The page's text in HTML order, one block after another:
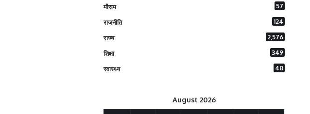
मौसम 57
राजनीति 124
राज्य 2,576
शिक्षा 349
स्वास्थ्य 48
August 2026